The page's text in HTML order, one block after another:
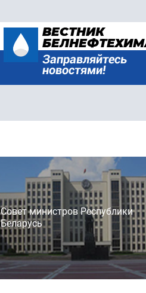
Совет министров Республики
Беларусь